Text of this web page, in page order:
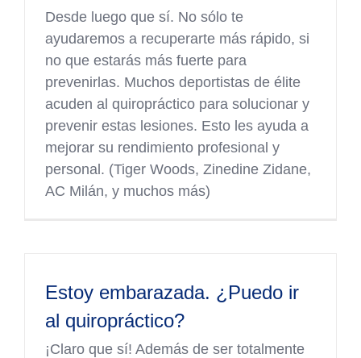
Desde luego que sí. No sólo te
ayudaremos a recuperarte más rápido, si
no que estarás más fuerte para
prevenirlas. Muchos deportistas de élite
acuden al quiropráctico para solucionar y
prevenir estas lesiones. Esto les ayuda a
mejorar su rendimiento profesional y
personal. (Tiger Woods, Zinedine Zidane,
AC Milán, y muchos más)
Estoy embarazada. ¿Puedo ir
al quiropráctico?
¡Claro que sí! Además de ser totalmente